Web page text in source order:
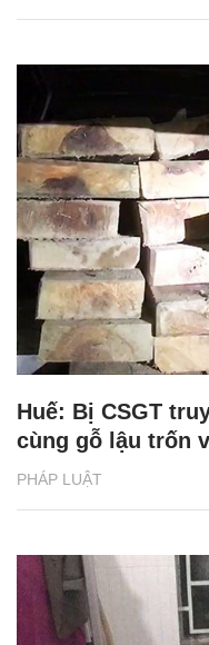
PHÁP LUẬT
Huế: Bị CSGT
cùng gỗ lậu trốn